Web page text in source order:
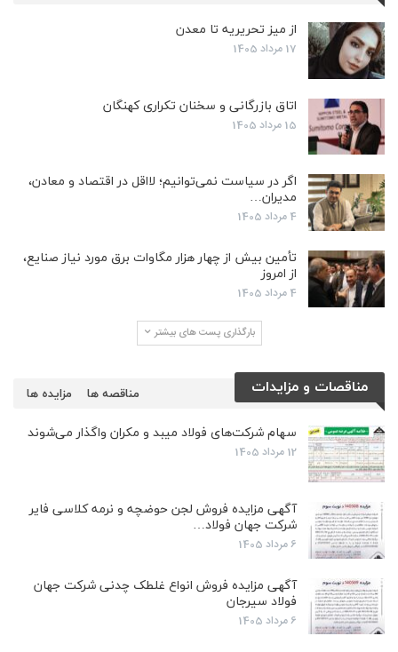
از میز تحریریه تا معدن
17 مرداد 1405
اتاق بازرگانی و سخنان تکراری کهنگان
15 مرداد 1405
اگر در سیاست نمی‌توانیم؛ لااقل در اقتصاد و معادن،
مدیران…
4 مرداد 1405
تأمین بیش از چهار هزار مگاوات برق مورد نیاز صنایع،
از امروز
4 مرداد 1405
بارگذاری پست های بیشتر
مناقصات و مزایدات مزایده ها مناقصه ها
سهام شرکت‌های فولاد میبد و مکران واگذار می‌شوند
12 مرداد 1405
آگهی مزایده فروش لجن حوضچه و نرمه کلاسی فایر
شرکت جهان فولاد…
6 مرداد 1405
آگهی مزایده فروش انواع غلطک چدنی شرکت جهان
فولاد سیرجان
6 مرداد 1405